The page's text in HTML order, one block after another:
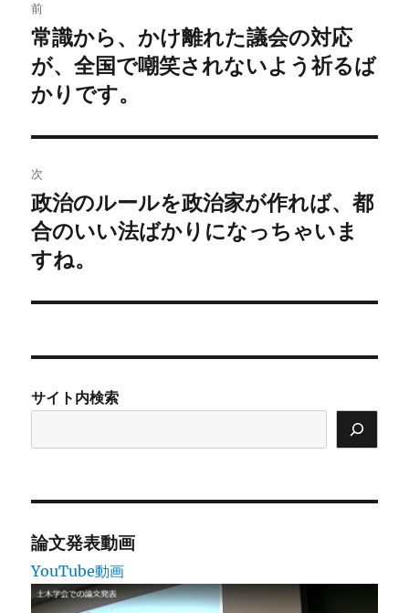
稿
ナ
ビ
ゲ
ー
シ
ョ
ン
前
前
の
投
常識から、かけ離れた議会の対応
が、全国で嘲笑されないよう祈るば
かりです。
次
次
の
投
政治のルールを政治家が作れば、都
合のいい法ばかりになっちゃいま
すね。
サイト内検索
論文発表動画
YouTube動画